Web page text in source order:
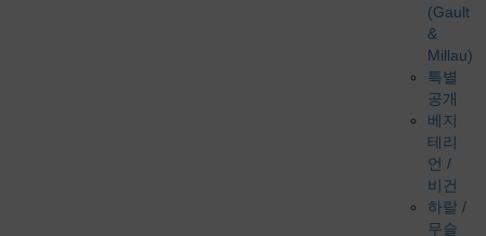
(Gault
&
Millau)
특별
공개
베지
테리
언 /
비건
하랄 /
무슬